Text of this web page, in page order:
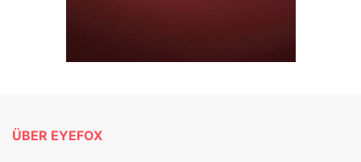
ÜBER EYEFOX